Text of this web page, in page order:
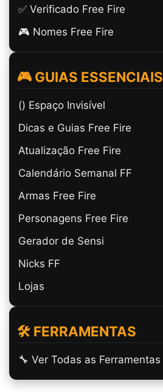
✅ Verificado Free Fire
🎮 Nomes Free Fire
🎮 GUIAS ESSENCIAIS
(ㅤ) Espaço Invisível
Dicas e Guias Free Fire
Atualização Free Fire
Calendário Semanal FF
Armas Free Fire
Personagens Free Fire
Gerador de Sensi
Nicks FF
Lojas
🛠️ FERRAMENTAS
🔧 Ver Todas as Ferramentas